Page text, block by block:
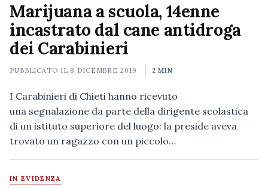
Marijuana a scuola, 14enne
incastrato dal cane antidroga
dei Carabinieri
PUBBLICATO IL 8 DICEMBRE 2019 2 MIN
I Carabinieri di Chieti hanno ricevuto
una segnalazione da parte della dirigente scolastica
di un istituto superiore del luogo: la preside aveva
trovato un ragazzo con un piccolo…
IN EVIDENZA